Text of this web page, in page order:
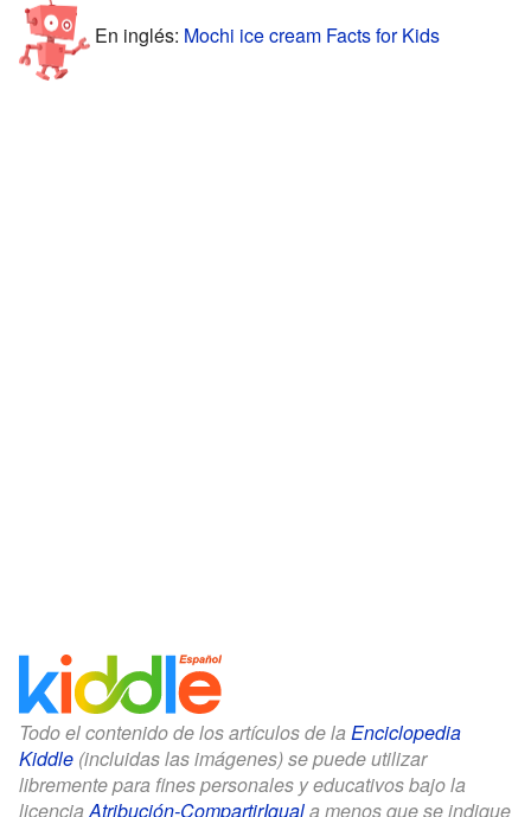
En inglés: Mochi ice cream Facts for Kids
Todo el contenido de los artículos de la Enciclopedia
Kiddle (incluidas las imágenes) se puede utilizar
libremente para fines personales y educativos bajo la
licencia Atribución-CompartirIguala menos que se indique